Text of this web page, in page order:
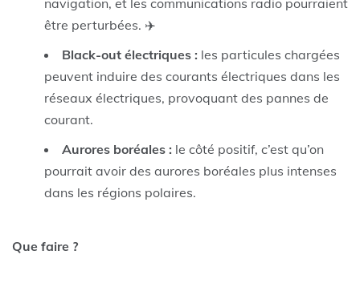
navigation, et les communications radio pourraient
être perturbées. ✈️️
Black-out électriques : les particules chargées
peuvent induire des courants électriques dans les
réseaux électriques, provoquant des pannes de
courant.
Aurores boréales : le côté positif, c’est qu’on
pourrait avoir des aurores boréales plus intenses
dans les régions polaires.
Que faire ?